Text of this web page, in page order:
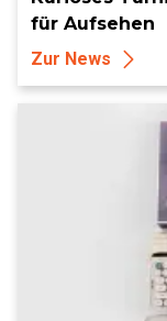
für Aufsehen
Zur News